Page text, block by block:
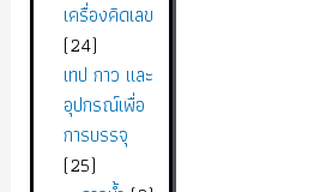
เครื่องคิดเลข
24
เทป กาว และ
อุปกรณ์เพื่อ
การบรรจุ
25